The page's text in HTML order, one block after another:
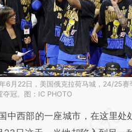
6月22日，美国俄克拉荷马城，24/25赛
夺冠。图：IC PHOTO
增加这段话：本文由
西部的一座城市，在这里处